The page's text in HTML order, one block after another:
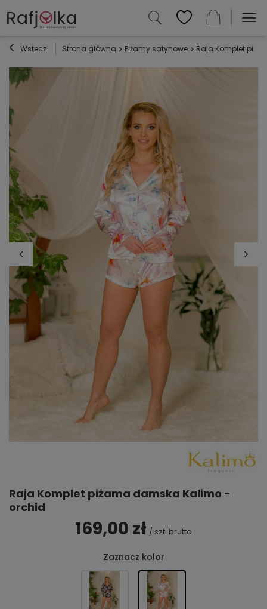
Wstecz Strona główna Piżamy satynowe Raja Komplet
Raja Komplet piżama damska Kalimo -
orchid
169,00 zł / szt. brutto
Zaznacz kolor